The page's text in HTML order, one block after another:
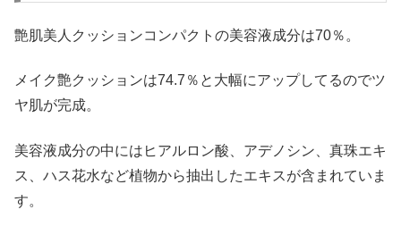
艶肌美人クッションコンパクトの美容液成分は70％。
メイク艶クッションは74.7％と大幅にアップしてるのでツ
ヤ肌が完成。
美容液成分の中にはヒアルロン酸、アデノシン、真珠エキ
ス、ハス花水など植物から抽出したエキスが含まれていま
す。